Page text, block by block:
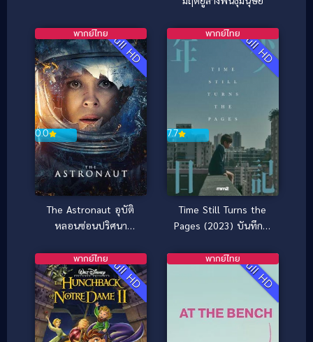
Full HD
0.0
พากย์ไทย
The Astronaut อุบัติ
หลอนซ่อนปริศนา
Full HD
7.7
พากย์ไทย
Time Still Turns the
Pages (2023) บันทึกใจ
Full HD
พากย์ไทย Full HD
พากย์ไทย